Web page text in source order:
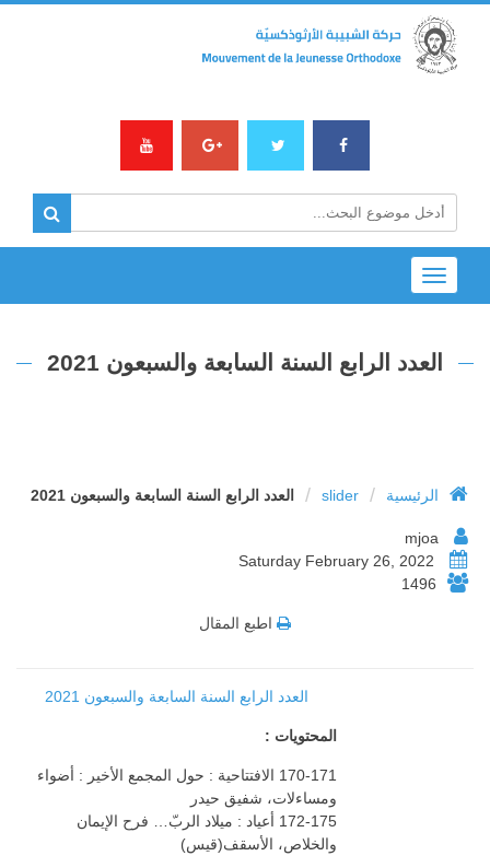
Toggle
navigation
العدد الرابع السنة السابعة والسبعون 2021
الرئيسية /
slider
/ العدد الرابع السنة السابعة والسبعون 2021
1496
اطبع المقال
العدد الرابع السنة السابعة والسبعون 2021
المحتويات :
170-171 الافتتاحية : حول المجمع الأخير : أضواء
ومساءلات، شفيق حيدر
172-175 أعياد : ميلاد الربّ… فرح الإيمان
والخلاص، الأسقف(قيس)